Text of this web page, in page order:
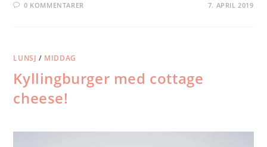
0 KOMMENTARER 7. APRIL 2019
LUNSJ / MIDDAG
Kyllingburger med cottage
cheese!